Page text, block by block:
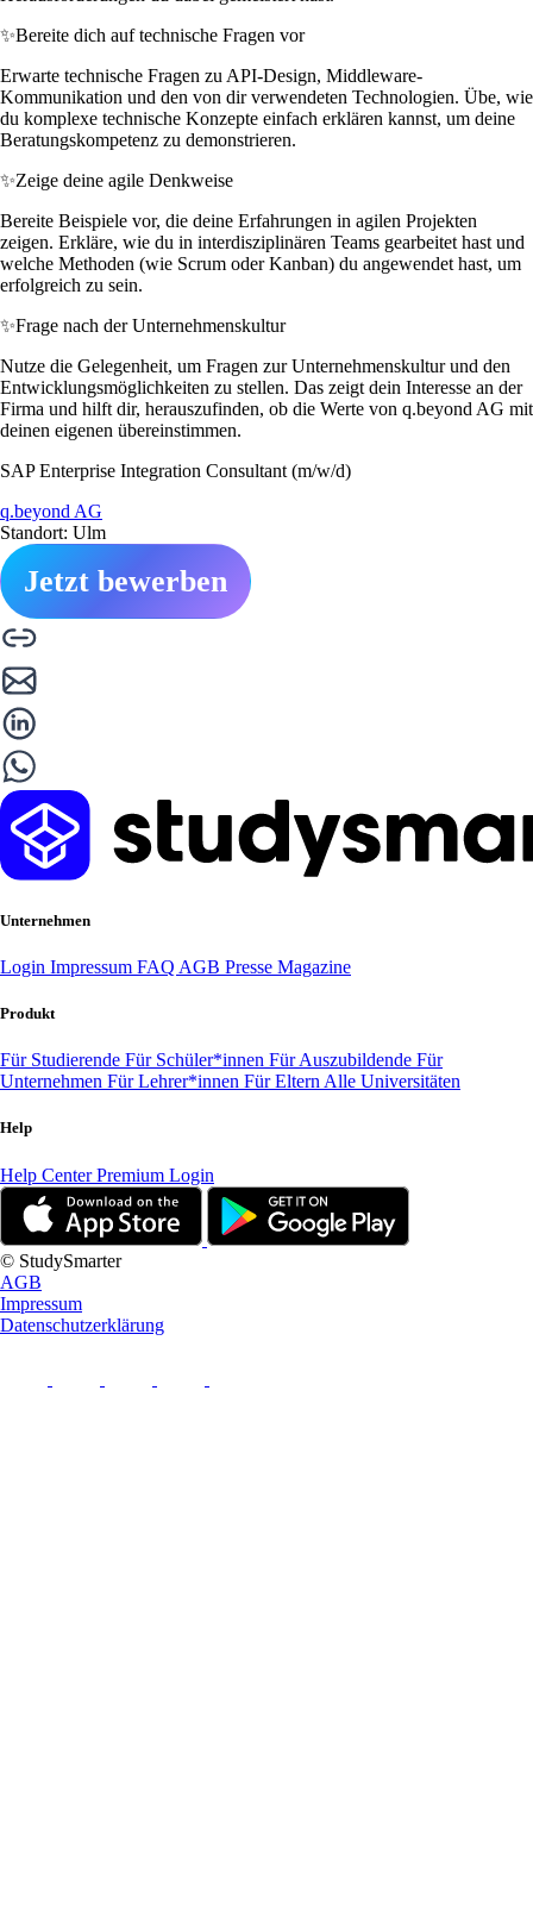
✨Bereite dich auf technische Fragen vor
Erwarte technische Fragen zu API-Design, Middleware-
Kommunikation und den von dir verwendeten Technologien. Übe, wie
du komplexe technische Konzepte einfach erklären kannst, um deine
Beratungskompetenz zu demonstrieren.
✨Zeige deine agile Denkweise
Bereite Beispiele vor, die deine Erfahrungen in agilen Projekten
zeigen. Erkläre, wie du in interdisziplinären Teams gearbeitet hast und
welche Methoden (wie Scrum oder Kanban) du angewendet hast, um
erfolgreich zu sein.
✨Frage nach der Unternehmenskultur
Nutze die Gelegenheit, um Fragen zur Unternehmenskultur und den
Entwicklungsmöglichkeiten zu stellen. Das zeigt dein Interesse an der
Firma und hilft dir, herauszufinden, ob die Werte von q.beyond AG mit
deinen eigenen übereinstimmen.
SAP Enterprise Integration Consultant (m/w/d)
q.beyond AG
Standort: Ulm
Jetzt bewerben
Unternehmen
Login Impressum FAQ AGB Presse Magazine
Produkt
Für Studierende Für Schüler*innen Für Auszubildende Für
Unternehmen Für Lehrer*innen Für Eltern Alle Universitäten
Help
Help CenterPremium Login
© StudySmarter
AGB
Impressum
Datenschutzerklärung